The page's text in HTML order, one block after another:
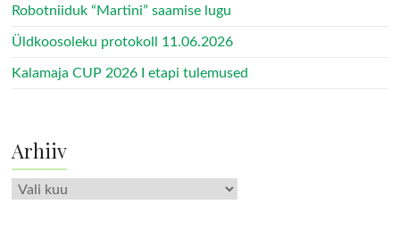
Robotniiduk “Martini” saamise lugu
Üldkoosoleku protokoll 11.06.2026
Kalamaja CUP 2026 I etapi tulemused
Arhiiv
Arhiiv